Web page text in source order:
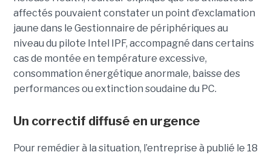
affectés pouvaient constater un point d’exclamation
jaune dans le Gestionnaire de périphériques au
niveau du pilote Intel IPF, accompagné dans certains
cas de montée en température excessive,
consommation énergétique anormale, baisse des
performances ou extinction soudaine du PC.
Un correctif diffusé en urgence
Pour remédier à la situation, l’entreprise à publié le 18